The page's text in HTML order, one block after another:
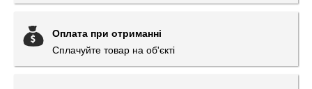
Оплата при отриманні
Сплачуйте товар на об'єкті